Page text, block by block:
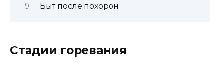
Быт после похорон
Стадии горевания